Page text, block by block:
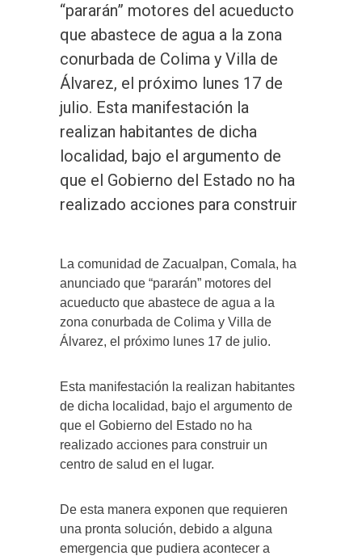
“pararán” motores del acueducto
que abastece de agua a la zona
conurbada de Colima y Villa de
Álvarez, el próximo lunes 17 de
julio. Esta manifestación la
realizan habitantes de dicha
localidad, bajo el argumento de
que el Gobierno del Estado no ha
realizado acciones para construir
La comunidad de Zacualpan, Comala, ha
anunciado que “pararán” motores del
acueducto que abastece de agua a la
zona conurbada de Colima y Villa de
Álvarez, el próximo lunes 17 de julio.
Esta manifestación la realizan habitantes
de dicha localidad, bajo el argumento de
que el Gobierno del Estado no ha
realizado acciones para construir un
centro de salud en el lugar.
De esta manera exponen que requieren
una pronta solución, debido a alguna
emergencia que pudiera acontecer a